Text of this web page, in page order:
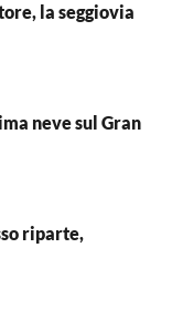
la seggiovia
neve sul Gran
riparte,